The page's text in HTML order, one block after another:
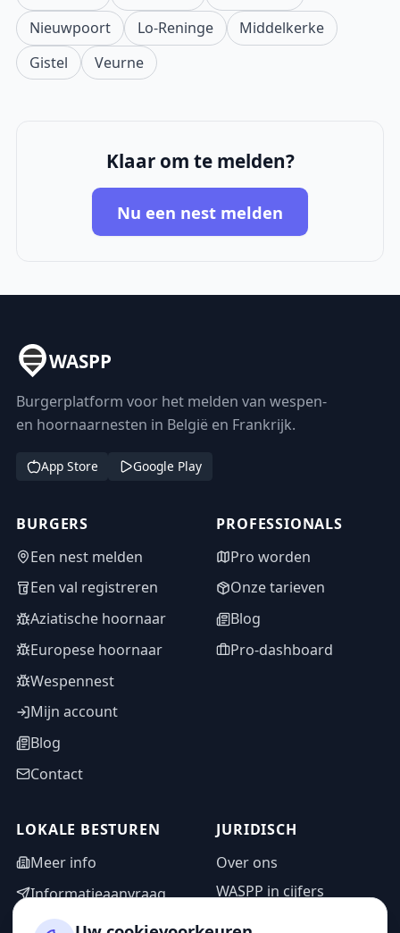
Nieuwpoort
Lo-Reninge
Middelkerke
Gistel
Veurne
Klaar om te melden?
Nu een nest melden
WASPP
Burgerplatform voor het melden van wespen-
en hoornaarnesten in België en Frankrijk.
App Store Google Play
BURGERS
Een nest melden
Een val registreren
Aziatische hoornaar
Europese hoornaar
Wespennest
Mijn account
Blog
Contact
PROFESSIONALS
Pro worden
Onze tarieven
Blog
Pro-dashboard
LOKALE BESTUREN
Meer info
Informatieaanvraag
Adminzone
JURIDISCH
Over ons
WASPP in cijfers